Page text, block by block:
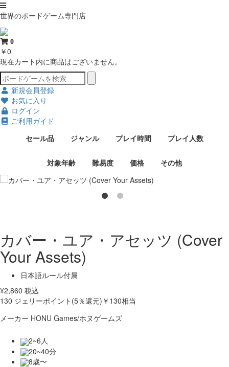
世界のボードゲーム専門店
0
￥0
現在カート内に商品はございません。
新規会員登録
お気に入り
ログイン
ご利用ガイド
セール品
ジャンル プレイ時間 プレイ人数
対象年齢 難易度 価格 その他
カバー・ユア・アセッツ (Cover
Your Assets)
日本語ルール付属
¥2,860 税込
130 ジェリーポイント(5％還元) ￥130相当
メーカー HONU Games/ホヌゲームズ
2~6人
20~40分
8歳〜